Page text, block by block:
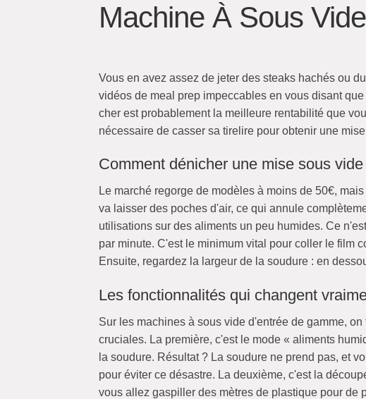
Machine À Sous
Vous en avez assez de jeter des steaks hachés ou
vidéos de meal prep impeccables en vous disant
cher est probablement la meilleure rentabilité que
nécessaire de casser sa tirelire pour obtenir une
Comment dénicher une mise sous
Le marché regorge de modèles à moins de 50€,
va laisser des poches d'air, ce qui annule
utilisations sur des aliments un peu humides. Ce
par minute. C'est le minimum vital pour coller le film
Ensuite, regardez la largeur de la soudure : en
Les fonctionnalités qui changent
Sur les machines à sous vide d'entrée de gamme,
cruciales. La première, c'est le mode « aliments
la soudure. Résultat ? La soudure ne prend pas, et
pour éviter ce désastre. La deuxième, c'est la
vous allez gaspiller des mètres de plastique pour de